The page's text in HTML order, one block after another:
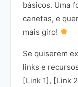
básicos. Uma
canetas, e
mais giro!
Se quiserem
links e
[Link 1], [Link